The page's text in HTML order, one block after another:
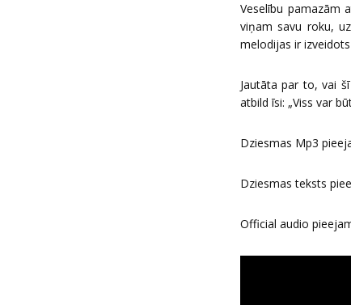
Veselību pamazām
viņam savu roku,
melodijas ir
Jautāta par to, vai
atbild īsi: „Viss var
Dziesmas Mp3
Dziesmas teksts
Official audio